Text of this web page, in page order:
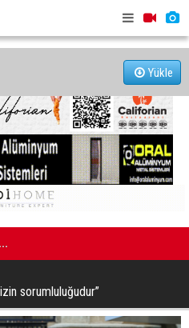
Yükle
sorumluluğudur”